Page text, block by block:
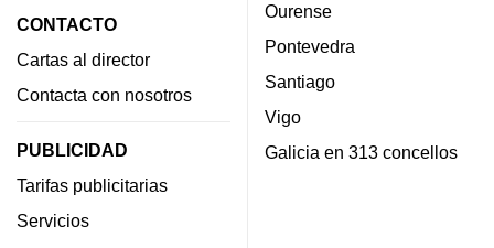
CONTACTO
Cartas al director
Contacta con nosotros
PUBLICIDAD
Tarifas publicitarias
Servicios
Ourense
Pontevedra
Santiago
Vigo
Galicia en 313 concellos